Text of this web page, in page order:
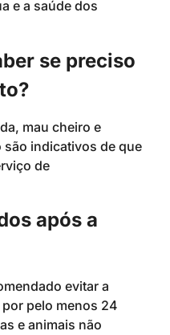
e a saúde dos
se preciso
mau cheiro e
indicativos de que
de
após a
evitar a
pelo menos 24
e animais não